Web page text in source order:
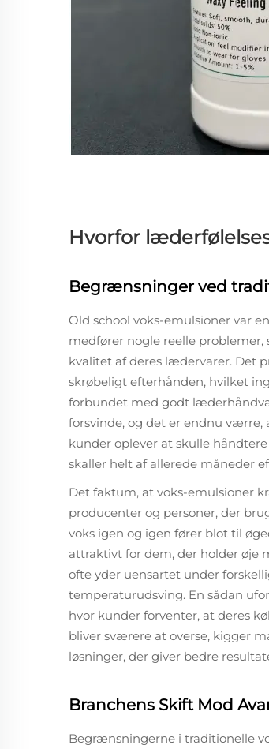
Hvorfor
Begrænsninger ved
Old school voks-emulsioner var
medfører nogle reelle
kvalitet af deres lædervarer. Det
skrøbeligt efterhånden, hvilket
forbundet med godt
forsvinde, og det er endnu
kunder oplever at skulle
skaller helt af allerede måneder
Det faktum, at voks-emulsioner
producenter og personer, der
voks igen og igen fører blot til
attraktivt for dem, der holder øje
ofte yder uensartet under
temperaturudsving. En sådan
hvor kunder forventer, at deres
bliver sværere at overse, kigger
løsninger, der giver bedre
Branchens Skift Mod
Begrænsningerne i traditionelle